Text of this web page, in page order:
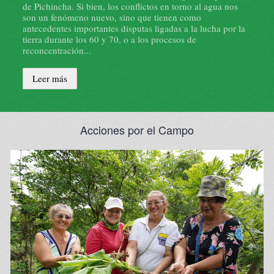
de Pichincha. Si bien, los conflictos en torno al agua nos
son un fenómeno nuevo, sino que tienen como
antecedentes importantes disputas ligadas a la lucha por la
tierra durante los 60 y 70, o a los procesos de
reconcentración...
Leer más
Gras 2010), es uno de los temas que se muestran como ...
Leer más
Acciones por el Campo